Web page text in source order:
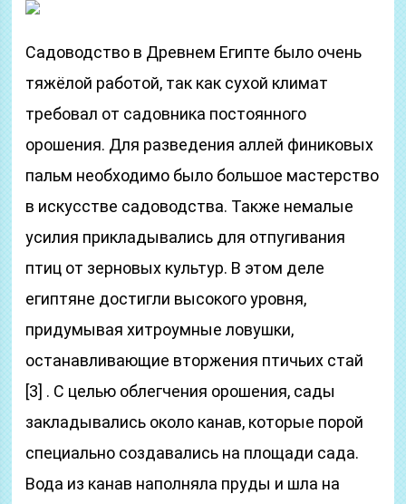
Садоводство в Древнем Египте было очень
тяжёлой работой, так как сухой климат
требовал от садовника постоянного
орошения. Для разведения аллей финиковых
пальм необходимо было большое мастерство
в искусстве садоводства. Также немалые
усилия прикладывались для отпугивания
птиц от зерновых культур. В этом деле
египтяне достигли высокого уровня,
придумывая хитроумные ловушки,
останавливающие вторжения птичьих стай
[3] . С целью облегчения орошения, сады
закладывались около канав, которые порой
специально создавались на площади сада.
Вода из канав наполняла пруды и шла на